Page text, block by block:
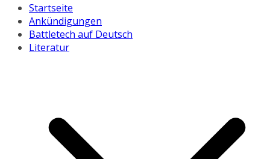
Startseite
Ankündigungen
Battletech auf Deutsch
Literatur